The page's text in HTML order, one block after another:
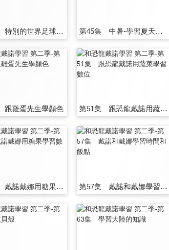
第44集 特別的世界足球聯盟-參加世界盃的國家 第45集 中暑-學習夏天的知識
雞蛋先生學顏色 第51集 跟恐龍戴諾用蔬菜學習數位
第56集 戴諾戴娜用糖果學習數位 第57集 戴諾和戴娜學習時間和飯點